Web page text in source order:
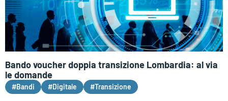
Bando voucher doppia transizione Lombardia: al via
le domande
#Bandi #Digitale #Transizione